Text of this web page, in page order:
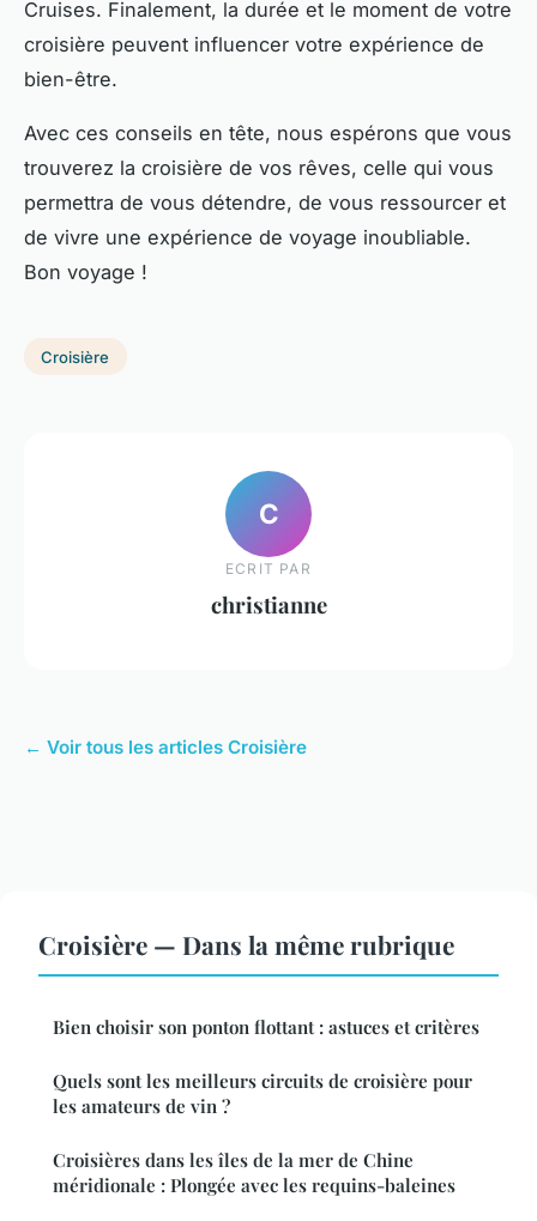
Cruises. Finalement, la durée et le moment de votre
croisière peuvent influencer votre expérience de
bien-être.
Avec ces conseils en tête, nous espérons que vous
trouverez la croisière de vos rêves, celle qui vous
permettra de vous détendre, de vous ressourcer et
de vivre une expérience de voyage inoubliable.
Bon voyage !
Croisière
C
ECRIT PAR
christianne
← Voir tous les articles Croisière
Croisière — Dans la même rubrique
Bien choisir son ponton flottant : astuces et critères
Quels sont les meilleurs circuits de croisière pour
les amateurs de vin ?
Croisières dans les îles de la mer de Chine
méridionale : Plongée avec les requins-baleines